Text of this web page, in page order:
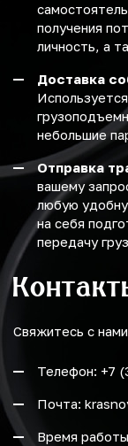
получения
личность, а
Доставка
небольшие
Отправка
вашему
любую
на себя
передачу
Свяжитесь с
Телефон: +7
Почта:
Время